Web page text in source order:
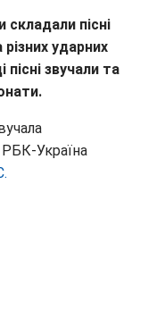
складали пісні
ударних
пісні звучали та
РБК-Україна